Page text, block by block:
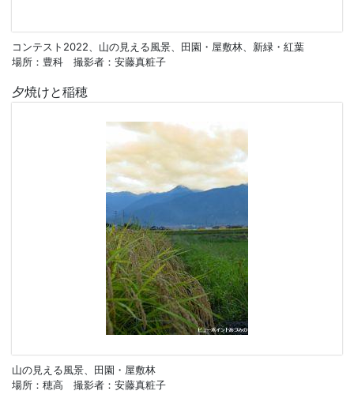
コンテスト2022、山の見える風景、田園・屋敷林、新緑・紅葉
場所：豊科 撮影者：安藤真粧子
夕焼けと稲穂
山の見える風景、田園・屋敷林
場所：穂高 撮影者：安藤真粧子